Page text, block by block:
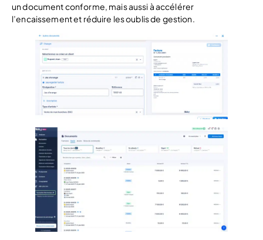
un document conforme, mais aussi à accélérer
l’encaissement et réduire les oublis de gestion.